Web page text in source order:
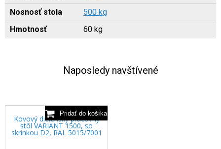
Nosnosť stola
500 kg
Hmotnosť
60 kg
Naposledy navštívené
Kovový dielenský pracovný
stôl VARIANT 1500, so
skrinkou D2, RAL 5015/7001